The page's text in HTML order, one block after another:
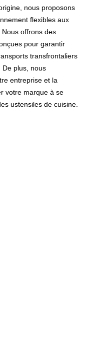
nous proposons
flexibles aux
offrons des
pour garantir
transfrontaliers
De plus, nous
entreprise et la
votre marque à se
ustensiles de cuisine.